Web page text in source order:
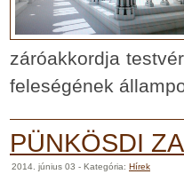
záróakkordja
feleségének
PÜNKÖSDI
2014. június 03 - Kategória: Hírek